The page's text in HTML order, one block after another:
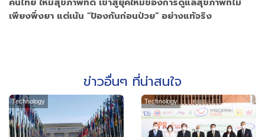
เพียงพึ่งยา แต่เน้น "ป้องกันก่อนป่วย" อย่างแท้จริง
ข่าวอื่นๆ ที่น่าสนใจ
Technology Technology